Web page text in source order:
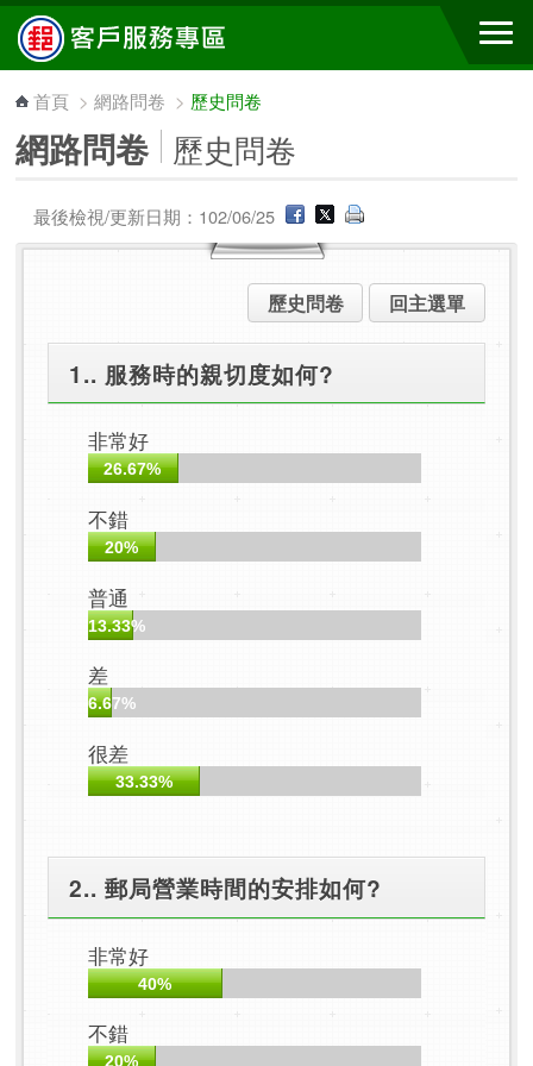
跳到主要內容區塊
首頁 >網路問卷 > 歷史問卷
網路問卷 歷史問卷
最後檢視/更新日期：102/06/25
歷史問卷 回主選單
1.. 服務時的親切度如何?
非常好
26.67%
不錯
20%
普通
13.33%
差
6.67%
很差
33.33%
2.. 郵局營業時間的安排如何?
非常好
40%
不錯
20%